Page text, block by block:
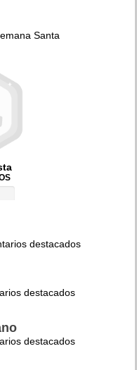
Santa
destacados
destacados
destacados